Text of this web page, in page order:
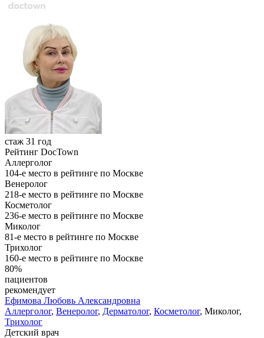
стаж 31 год
Рейтинг DocTown
Аллерголог
104-е место в рейтинге по Москве
Венеролог
218-е место в рейтинге по Москве
Косметолог
236-е место в рейтинге по Москве
Миколог
81-е место в рейтинге по Москве
Трихолог
160-е место в рейтинге по Москве
80%
пациентов
рекомендует
Ефимова Любовь Александровна
Аллерголог, Венеролог, Дерматолог, Косметолог, Миколог,
Трихолог
Детский врач